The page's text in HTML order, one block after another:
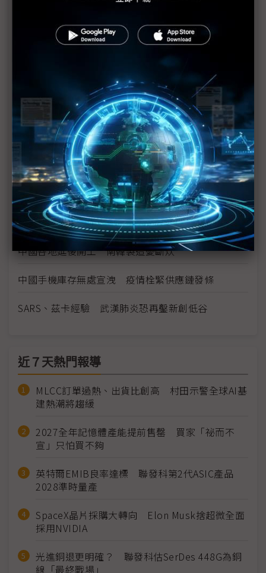
工作天數影響1月營收 台CCL廠：開工之後才能確定
開工日將屆 中國半導體產業現況如何？
中國終端需求急降溫 半導體產業回溫變數大
「疫」場全球斷鏈危機 誰能倖免？
中國第一車市恐讓座 全球供應鏈拖下水
武漢疫情慘斷鏈 現代汽車南韓全面停工
武漢3面板廠憂上游材料斷鏈
中國各地延後開工 南韓製造憂斷炊
中國手機庫存無處宣洩 疫情栓緊供應鏈發條
SARS、茲卡經驗 武漢肺炎恐再鑿新創低谷
近７天熱門報導
MLCC訂單過熱、出貨比創高 村田示警全球AI基
建熱潮將趨緩
2027全年記憶體產能提前售罄 買家「祕而不
宣」只怕買不夠
英特爾EMIB良率達標 聯發科第2代ASIC產品
2028準時量產
SpaceX晶片採購大轉向 Elon Musk捨超微全面
採用NVIDIA
光進銅退更明確？ 聯發科估SerDes 448G為銅
線「最終戰場」